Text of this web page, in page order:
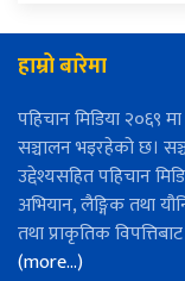
हाम्रो बारेमा
पहिचान मिडिया २०६९
सञ्चालन भइरहेको छ।
उद्देश्यसहित पहिचान
अभियान, लैङ्गिक तथा
तथा प्राकृतिक
(more…)